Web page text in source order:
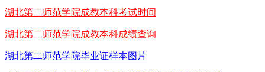
湖北第二师范学院成教本科考试时间
湖北第二师范学院成教本科成绩查询
湖北第二师范学院毕业证样本图片